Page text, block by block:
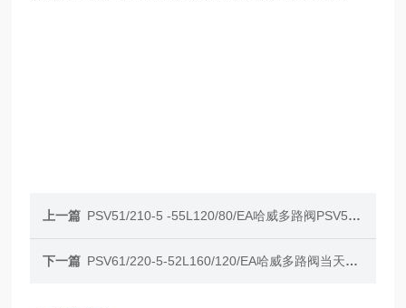
上一篇 PSV51/210-5 -55L120/80/EA哈威多路阀PSV51/210-5
下一篇 PSV61/220-5-52L160/120/EA哈威多路阀当天发，成都直发